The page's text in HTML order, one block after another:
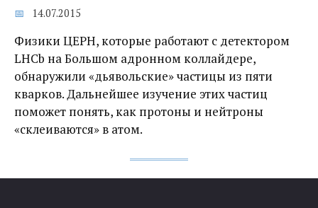
14.07.2015
Физики ЦЕРН, которые работают с детектором
LHCb на Большом адронном коллайдере,
обнаружили «дьявольские» частицы из пяти
кварков. Дальнейшее изучение этих частиц
поможет понять, как протоны и нейтроны
«склеиваются» в атом.